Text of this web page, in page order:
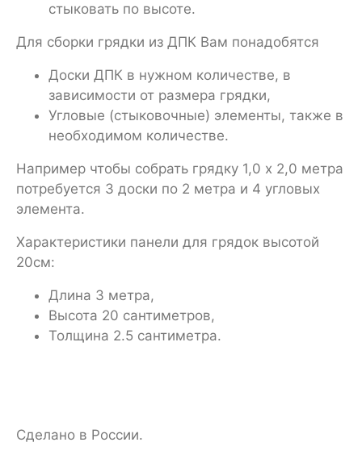
стыковать по высоте.
Для сборки грядки из ДПК Вам понадобятся
Доски ДПК в нужном количестве, в
зависимости от размера грядки,
Угловые (стыковочные) элементы, также в
необходимом количестве.
Например чтобы собрать грядку 1,0 х 2,0 метра
потребуется 3 доски по 2 метра и 4 угловых
элемента.
Характеристики панели для грядок высотой
20см:
Длина 3 метра,
Высота 20 сантиметров,
Толщина 2.5 сантиметра.
Сделано в России.